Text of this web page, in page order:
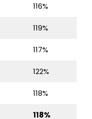
116%
119%
117%
122%
118%
118%